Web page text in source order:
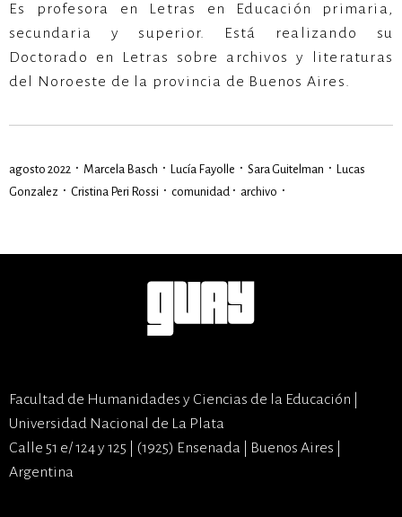
Es profesora en Letras en Educación primaria,
secundaria y superior. Está realizando su
Doctorado en Letras sobre archivos y literaturas
del Noroeste de la provincia de Buenos Aires.
agosto 2022 · Marcela Basch · Lucía Fayolle · Sara Guitelman · Lucas
Gonzalez · Cristina Peri Rossi · comunidad · archivo ·
Facultad de Humanidades y Ciencias de la Educación |
Universidad Nacional de La Plata
Calle 51 e/ 124 y 125 | (1925) Ensenada | Buenos Aires |
Argentina